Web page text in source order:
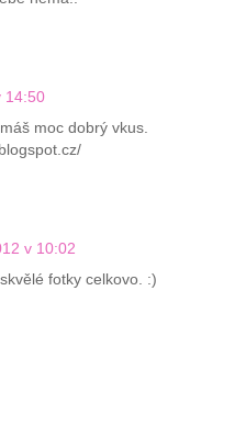
14:50
moc dobrý vkus.
v 10:02
fotky celkovo. :)